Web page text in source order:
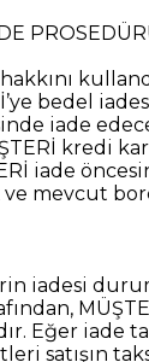
hakkını
bedel
iade
kredi
iade
ve mevcut
iadesi
Eğer iade
satışın